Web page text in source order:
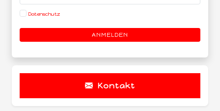
Datenschutz
ANMELDEN
Kontakt